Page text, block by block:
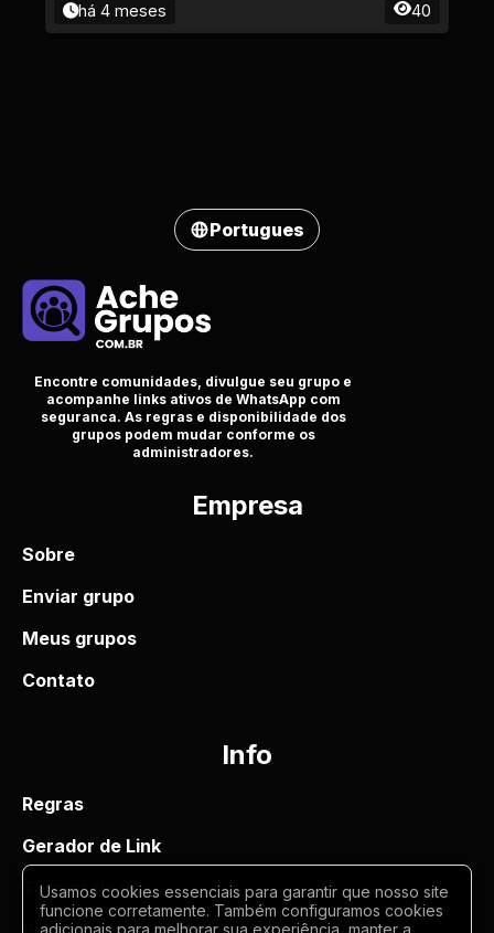
há 4 meses 40
Portugues
Encontre comunidades, divulgue seu grupo e
acompanhe links ativos de WhatsApp com
seguranca. As regras e disponibilidade dos
grupos podem mudar conforme os
administradores.
Empresa
Sobre
Enviar grupo
Meus grupos
Contato
Info
Regras
Gerador de Link
Termos de uso
Usamos cookies essenciais para garantir que nosso site
funcione corretamente. Também configuramos cookies
adicionais para melhorar sua experiência, manter a